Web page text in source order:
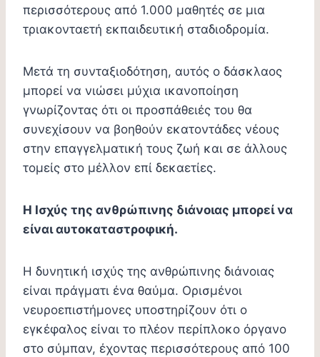
περισσότερους από 1.000 μαθητές σε μια
τριακονταετή εκπαιδευτική σταδιοδρομία.
Μετά τη συνταξιοδότηση, αυτός ο δάσκλαος
μπορεί να νιώσει μύχια ικανοποίηση
γνωρίζοντας ότι οι προσπάθειές του θα
συνεχίσουν να βοηθούν εκατοντάδες νέους
στην επαγγελματική τους ζωή και σε άλλους
τομείς στο μέλλον επί δεκαετίες.
Η Ισχύς της ανθρώπινης διάνοιας μπορεί να
είναι αυτοκαταστροφική.
Η δυνητική ισχύς της ανθρώπινης διάνοιας
είναι πράγματι ένα θαύμα. Ορισμένοι
νευροεπιστήμονες υποστηρίζουν ότι ο
εγκέφαλος είναι το πλέον περίπλοκο όργανο
στο σύμπαν, έχοντας περισσότερους από 100